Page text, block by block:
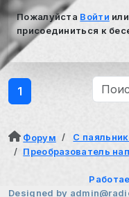
Пожалуйста Войти или
присоединиться к
1
Форум
С
Преобразователь
Designed by